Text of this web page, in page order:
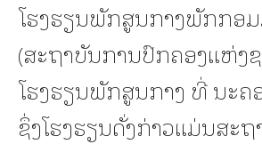
ໂຮງຮຽນພັກສູນກາງພັກກອ
(ສະຖາບັນການປົກຄອງແຫ່ງ
ໂຮງຮຽນພັກສູນກາງ ທີ່ ນະ
ຊຶ່ງໂຮງຮຽນດັ່ງກ່າວແມ່ນສະ